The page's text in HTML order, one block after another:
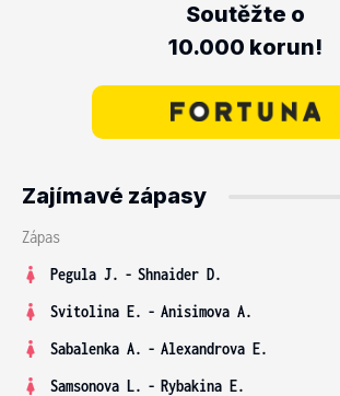
Soutěžte o
10.000 korun!
Zajímavé zápasy
Zápas
Pegula J. - Shnaider D.
Svitolina E. - Anisimova A.
Sabalenka A. - Alexandrova E.
Samsonova L. - Rybakina E.